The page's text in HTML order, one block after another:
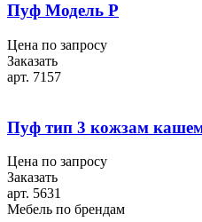
Пуф Модель Р
Цена по запросу
Заказать
арт. 7157
Пуф тип 3 кожзам
Цена по запросу
Заказать
арт. 5631
Мебель по брендам